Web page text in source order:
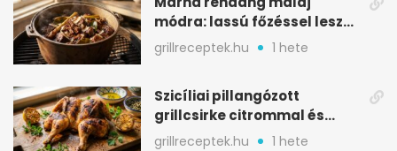
módra: lassú főzéssel lesz
igazán szaftos
grillreceptek.hu 1 hete
Szicíliai pillangózott
grillcsirke citrommal és
oregánóval
grillreceptek.hu 1 hete